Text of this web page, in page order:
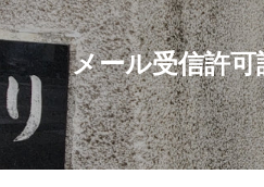
商
店
街
公
式
オ
メール受信許